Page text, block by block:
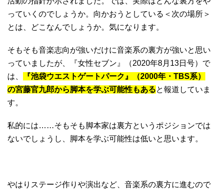
っていくのでしょうか。向かおうとしている＜次の場所＞
とは、どこなんでしょうか。気になります。
そもそも音楽志向が強いだけに音楽系の裏方が強いと思い
っていましたが、『女性セブン』（2020年8月13日号）で
は、
『池袋ウエストゲートパーク』（2000年・TBS系）
の宮藤官九郎から脚本を学ぶ可能性もあると報道していま
す。
私的には……そもそも脚本家は裏方というポジションでは
ないでしょうし、脚本を学ぶ可能性は低いと思います。
やはりステージ作りや演出など、音楽系の裏方に進むので